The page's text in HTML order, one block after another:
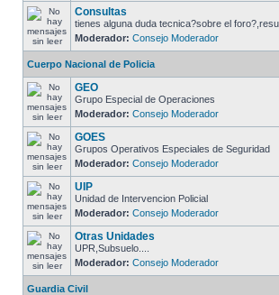
Consultas
tienes alguna duda tecnica?sobre el
Moderador: Consejo Moderador
Cuerpo Nacional de Policia
GEO
Grupo Especial de Operaciones
Moderador: Consejo Moderador
GOES
Grupos Operativos Especiales de Seguridad
Moderador: Consejo Moderador
UIP
Unidad de Intervencion Policial
Moderador: Consejo Moderador
Otras Unidades
UPR,Subsuelo....
Moderador: Consejo Moderador
Guardia Civil